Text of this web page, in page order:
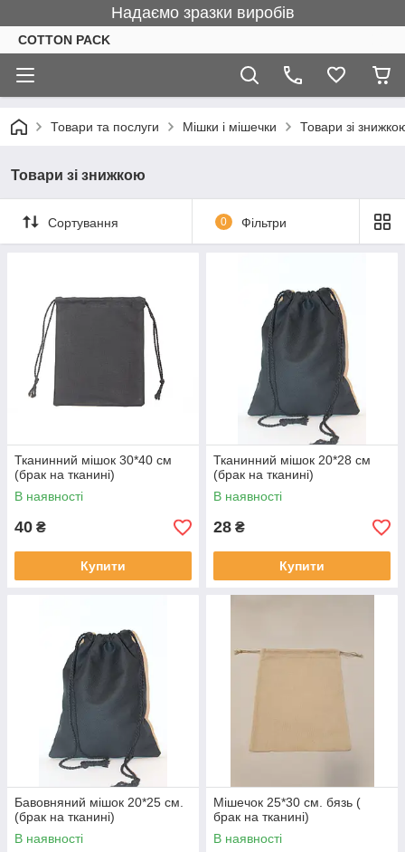
Надаємо зразки виробів
COTTON PACK
Товари та послуги Мішки і мішечки Товари зі
Товари зі знижкою
Сортування 0 Фільтри
Тканинний мішок 30*40 см
(брак на тканині)
В наявності
40 ₴
Купити
Тканинний мішок 20*28 см
(брак на тканині)
В наявності
28 ₴
Купити
Бавовняний мішок 20*25 см.
(брак на тканині)
В наявності
Мішечок 25*30 см. бязь (
брак на тканині)
В наявності